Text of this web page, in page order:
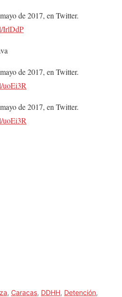
de 2017, en Twitter.
IrlDdP
de 2017, en Twitter.
uoEi3R
de 2017, en Twitter.
uoEi3R
, Caracas, DDHH, Detención,